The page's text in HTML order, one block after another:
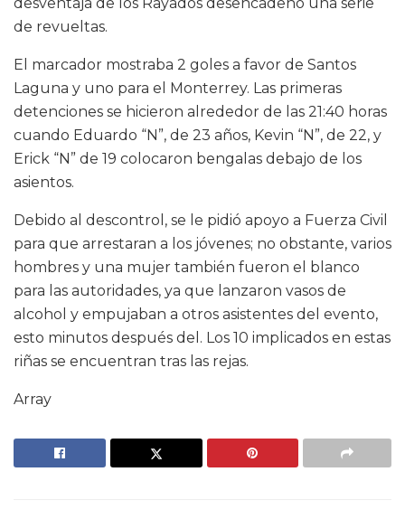
de revueltas.
El marcador mostraba 2 goles a favor de Santos
Laguna y uno para el Monterrey. Las primeras
detenciones se hicieron alrededor de las 21:40 horas
cuando Eduardo “N”, de 23 años, Kevin “N”, de 22, y
Erick “N” de 19 colocaron bengalas debajo de los
asientos.
Debido al descontrol, se le pidió apoyo a Fuerza Civil
para que arrestaran a los jóvenes; no obstante, varios
hombres y una mujer también fueron el blanco
para las autoridades, ya que lanzaron vasos de
alcohol y empujaban a otros asistentes del evento,
esto minutos después del. Los 10 implicados en estas
riñas se encuentran tras las rejas.
Array